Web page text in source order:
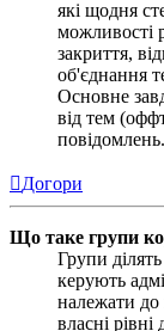
які щодня
можливості
закриття,
об'єднання
Основне
від тем
повідомлень.
Догори
Що таке групи
Групи
керують
належати до
власні